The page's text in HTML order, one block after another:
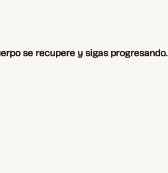
se recupere y sigas progresando.